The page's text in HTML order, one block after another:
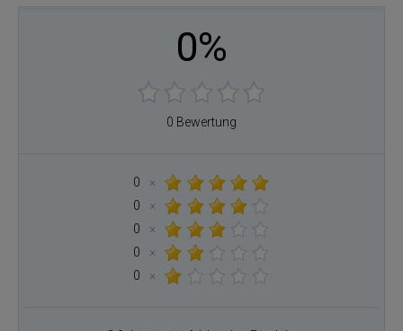
0%
0 Bewertung
0
×
0
×
0
×
0
×
0
×